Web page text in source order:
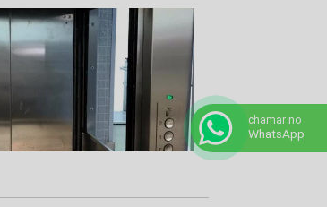
chamar no
WhatsApp